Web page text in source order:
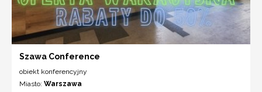
Szawa Conference
obiekt konferencyjny
Miasto: Warszawa